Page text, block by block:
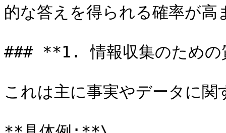
的な答えを得られる確率が高
### **1. 情報収集のため
これは主に事実やデータに関